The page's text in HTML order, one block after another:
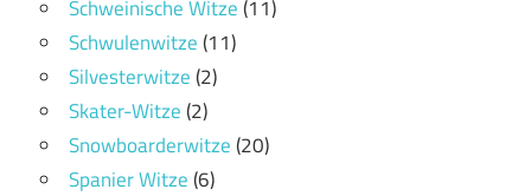
Schweinische Witze(11)
Schwulenwitze(11)
Silvesterwitze(2)
Skater-Witze(2)
Snowboarderwitze(20)
Spanier Witze(6)